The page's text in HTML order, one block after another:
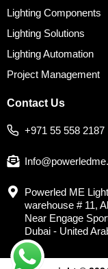
Lighting Components
Lighting Solutions
Lighting Automation
Project Management
Contact Us
+971 55 558 2187
Powerled ME
warehouse # 11,
Near Engage
Dubai - United